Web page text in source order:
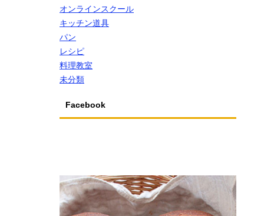
オンラインスクール
キッチン道具
パン
レシピ
料理教室
未分類
Facebook